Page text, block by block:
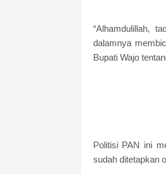
“Alhamdulillah,
dalamnya
Bupati Wajo
Politisi PAN ini
sudah ditetapkan